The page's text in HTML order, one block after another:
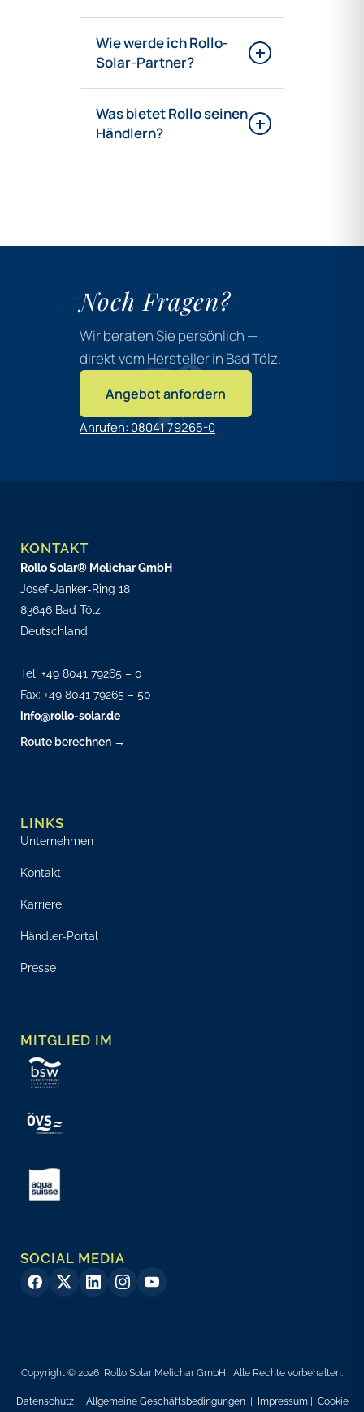
Wie werde ich Rollo-
Solar-Partner?
Was bietet Rollo seinen
Händlern?
Konditionen
Konfigurator-
Händlerportal-
Zugang
Download-
Paket
Noch Fragen?
Wir beraten Sie persönlich —
direkt vom Hersteller in Bad Tölz.
Angebot anfordern
Anrufen: 08041 79265-0
KONTAKT
Rollo Solar® Melichar GmbH
Josef-Janker-Ring 18
83646 Bad Tölz
Deutschland
Tel: +49 8041 79265 – 0
Fax: +49 8041 79265 – 50
info@rollo-solar.de
Route berechnen →
LINKS
Unternehmen
Kontakt
Karriere
Händler-Portal
Presse
MITGLIED IM
SOCIAL MEDIA
Copyright © 2026 Rollo Solar Melichar GmbH Alle Rechte vorbehalten.
Datenschutz| Allgemeine Geschäftsbedingungen| Impressum| Cookie